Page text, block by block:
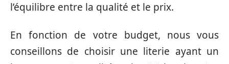
l’équilibre entre la qualité et le prix.
En fonction de votre budget, nous vous
conseillons de choisir une literie ayant un